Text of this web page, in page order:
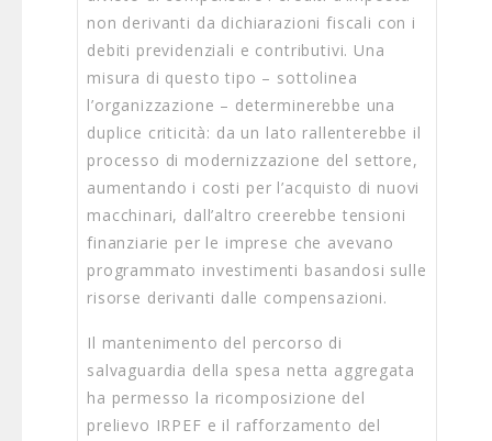
non derivanti da dichiarazioni fiscali con i
debiti previdenziali e contributivi. Una
misura di questo tipo – sottolinea
l’organizzazione – determinerebbe una
duplice criticità: da un lato rallenterebbe il
processo di modernizzazione del settore,
aumentando i costi per l’acquisto di nuovi
macchinari, dall’altro creerebbe tensioni
finanziarie per le imprese che avevano
programmato investimenti basandosi sulle
risorse derivanti dalle compensazioni.
Il mantenimento del percorso di
salvaguardia della spesa netta aggregata
ha permesso la ricomposizione del
prelievo IRPEF e il rafforzamento del